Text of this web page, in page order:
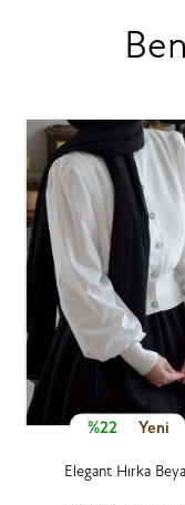
%22 Yeni
Elegant Hırka